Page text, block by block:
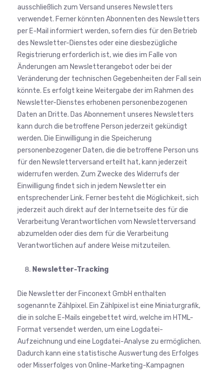
ausschließlich zum Versand unseres Newsletters
verwendet. Ferner könnten Abonnenten des Newsletters
per E-Mail informiert werden, sofern dies für den Betrieb
des Newsletter-Dienstes oder eine diesbezügliche
Registrierung erforderlich ist, wie dies im Falle von
Änderungen am Newsletterangebot oder bei der
Veränderung der technischen Gegebenheiten der Fall sein
könnte. Es erfolgt keine Weitergabe der im Rahmen des
Newsletter-Dienstes erhobenen personenbezogenen
Daten an Dritte. Das Abonnement unseres Newsletters
kann durch die betroffene Person jederzeit gekündigt
werden. Die Einwilligung in die Speicherung
personenbezogener Daten, die die betroffene Person uns
für den Newsletterversand erteilt hat, kann jederzeit
widerrufen werden. Zum Zwecke des Widerrufs der
Einwilligung findet sich in jedem Newsletter ein
entsprechender Link. Ferner besteht die Möglichkeit, sich
jederzeit auch direkt auf der Internetseite des für die
Verarbeitung Verantwortlichen vom Newsletterversand
abzumelden oder dies dem für die Verarbeitung
Verantwortlichen auf andere Weise mitzuteilen.
Newsletter-Tracking
Die Newsletter der Finconext GmbH enthalten
sogenannte Zählpixel. Ein Zählpixel ist eine Miniaturgrafik,
die in solche E-Mails eingebettet wird, welche im HTML-
Format versendet werden, um eine Logdatei-
Aufzeichnung und eine Logdatei-Analyse zu ermöglichen.
Dadurch kann eine statistische Auswertung des Erfolges
oder Misserfolges von Online-Marketing-Kampagnen